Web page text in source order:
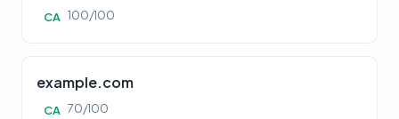
CA 100/100
example.com
CA 70/100